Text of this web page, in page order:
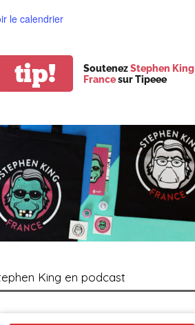
le calendrier
tip! SoutenezStephen King
Francesur Tipeee
King en podcast